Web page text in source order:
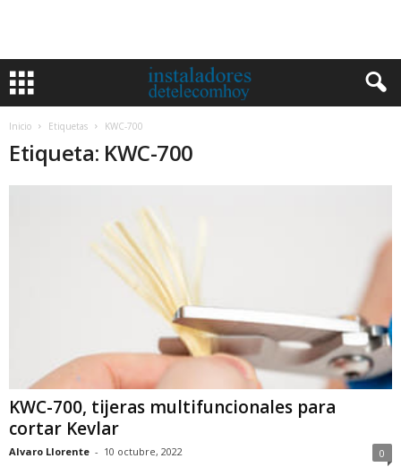
Inicio Etiquetas KWC-700
Etiqueta: KWC-700
KWC-700, tijeras multifuncionales para
cortar Kevlar
Alvaro Llorente - 10 octubre, 2022 0